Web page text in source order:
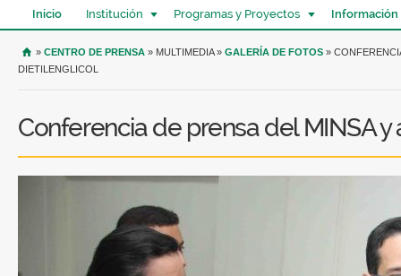
Inicio Institución Programas y Proyectos Información
USTED SE ENCUENTRA AQUÍ
» CENTRO DE PRENSA » MULTIMEDIA » GALERÍA DE FOTOS »
DIETILENGLICOL
Conferencia de prensa del MINSA